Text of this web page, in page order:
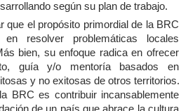
según su plan de trabajo.
que el propósito primordial de la BRC
resolver problemáticas locales
bien, su enfoque radica en ofrecer
guía y/o mentoría basados en
y no exitosas de otros territorios.
BRC es contribuir incansablemente